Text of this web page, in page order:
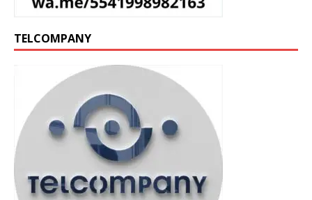
TELCOMPANY